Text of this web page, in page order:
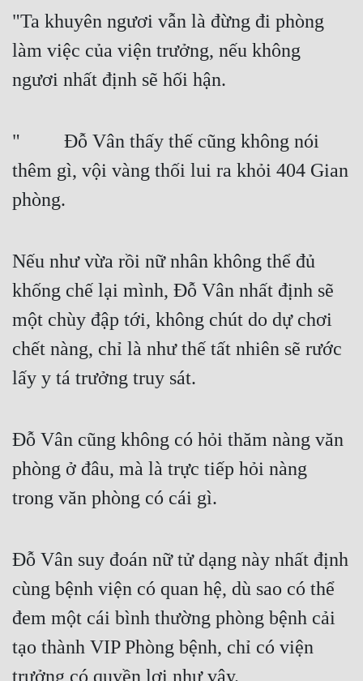
"Ta khuyên ngươi vẫn là đừng đi phòng
làm việc của viện trưởng, nếu không
ngươi nhất định sẽ hối hận.
"   Đỗ Vân thấy thế cũng không nói
thêm gì, vội vàng thối lui ra khỏi 404 Gian
phòng.
Nếu như vừa rồi nữ nhân không thể đủ
khống chế lại mình, Đỗ Vân nhất định sẽ
một chùy đập tới, không chút do dự chơi
chết nàng, chỉ là như thế tất nhiên sẽ rước
lấy y tá trưởng truy sát.
Đỗ Vân cũng không có hỏi thăm nàng văn
phòng ở đâu, mà là trực tiếp hỏi nàng
trong văn phòng có cái gì.
Đỗ Vân suy đoán nữ tử dạng này nhất định
cùng bệnh viện có quan hệ, dù sao có thể
đem một cái bình thường phòng bệnh cải
tạo thành VIP Phòng bệnh, chỉ có viện
trưởng có quyền lợi như vậy.